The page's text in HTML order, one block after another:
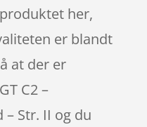
her,
er blandt
at der er
C2 –
Str. II og du